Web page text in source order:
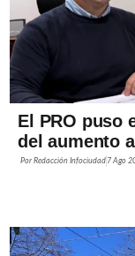
El PRO puso
del aumento
PorRedacción Infociudad 7 Ago